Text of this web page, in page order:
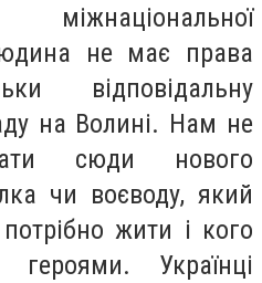
не має права
відповідальну
на Волині. Нам не
сюди нового
чи воєводу, який
жити і кого
героями. Українці